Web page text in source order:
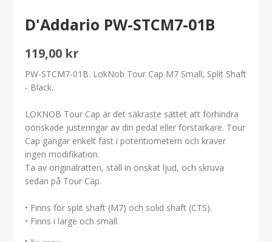
D'Addario PW-STCM7-01B
119,00 kr
PW-STCM7-01B. LokNob Tour Cap M7 Small, Split Shaft
- Black.
LOKNOB Tour Cap är det säkraste sättet att förhindra
oönskade justeringar av din pedal eller förstärkare. Tour
Cap gängar enkelt fast i potentiometern och kräver
ingen modifikation.
Ta av originalratten, ställ in önskat ljud, och skruva
sedan på Tour Cap.
• Finns för split shaft (M7) och solid shaft (CTS).
• Finns i large och small.